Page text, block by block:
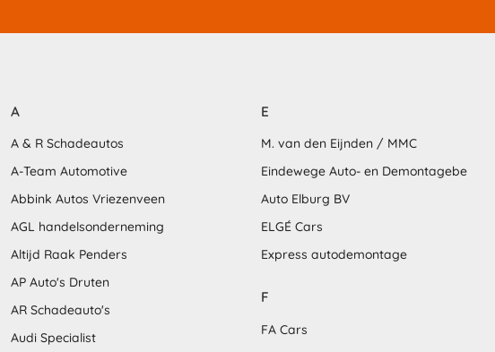
A
A & R Schadeautos
A-Team Automotive
Abbink Autos Vriezenveen
AGL handelsonderneming
Altijd Raak Penders
AP Auto's Druten
AR Schadeauto's
Audi Specialist
E
M. van den Eijnden / MMC
Eindewege Auto- en Demontagebe
Auto Elburg BV
ELGÉ Cars
Express autodemontage
F
FA Cars